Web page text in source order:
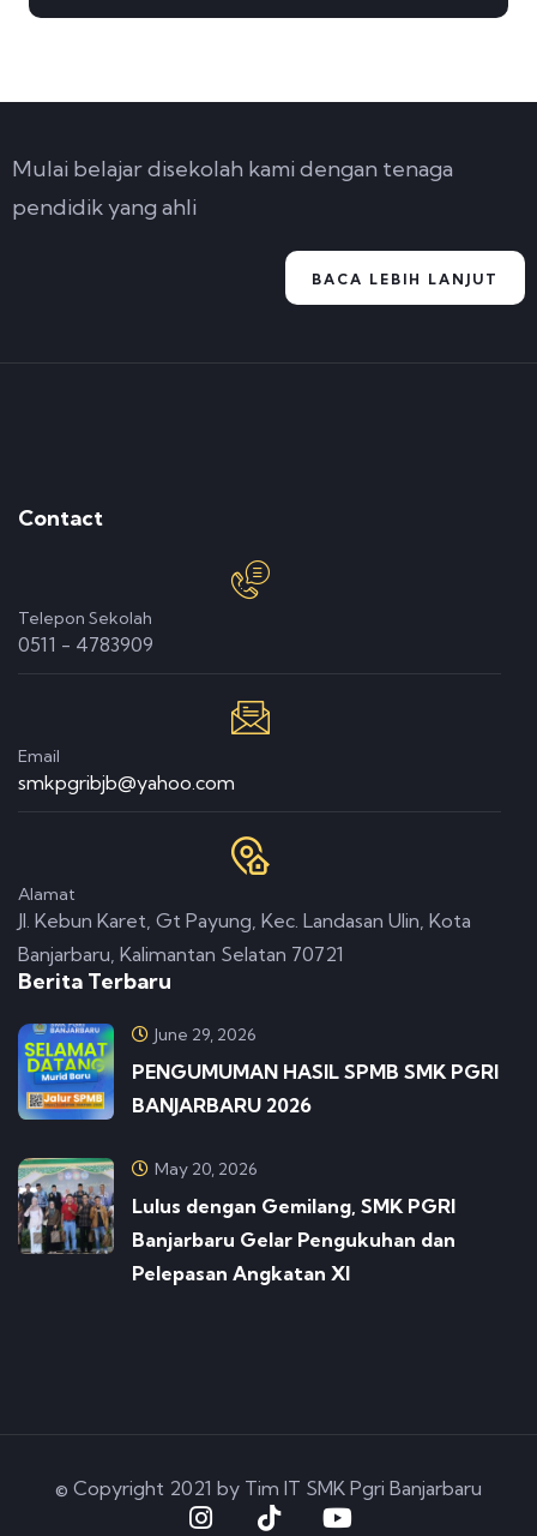
Mulai belajar disekolah kami dengan tenaga
pendidik yang ahli
BACA LEBIH LANJUT
Contact
Telepon Sekolah
0511 - 4783909
Email
smkpgribjb@yahoo.com
Alamat
Jl. Kebun Karet, Gt Payung, Kec. Landasan Ulin, Kota
Banjarbaru, Kalimantan Selatan 70721
Berita Terbaru
June 29, 2026
PENGUMUMAN HASIL SPMB SMK PGRI
BANJARBARU 2026
May 20, 2026
Lulus dengan Gemilang, SMK PGRI
Banjarbaru Gelar Pengukuhan dan
Pelepasan Angkatan XI
© Copyright 2021 by Tim IT SMK Pgri Banjarbaru